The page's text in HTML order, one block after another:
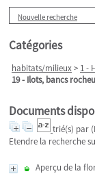
Nouvelle recherche
Catégories
habitats/milieux> 1 -
19 - Ilots, bancs
Documents
trié(s) par
Etendre la recherche
Aperçu de la